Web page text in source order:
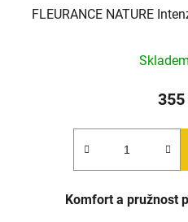
FLEURANCE NATURE
Skladem
355
Komfort a pružnost